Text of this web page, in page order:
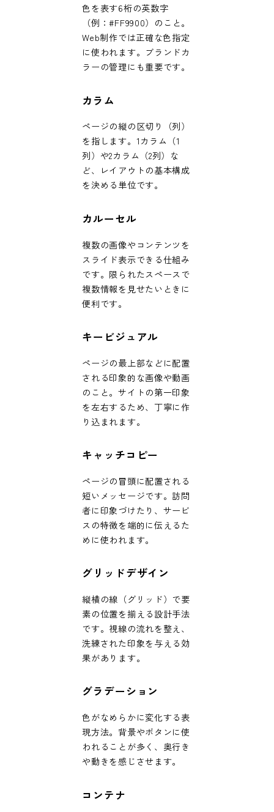
色を表す6桁の英数字
（例：#FF9900）のこと。
Web制作では正確な色指定
に使われます。ブランドカ
ラーの管理にも重要です。
カラム
ページの縦の区切り（列）
を指します。1カラム（1
列）や2カラム（2列）な
ど、レイアウトの基本構成
を決める単位です。
カルーセル
複数の画像やコンテンツを
スライド表示できる仕組み
です。限られたスペースで
複数情報を見せたいときに
便利です。
キービジュアル
ページの最上部などに配置
される印象的な画像や動画
のこと。サイトの第一印象
を左右するため、丁寧に作
り込まれます。
キャッチコピー
ページの冒頭に配置される
短いメッセージです。訪問
者に印象づけたり、サービ
スの特徴を端的に伝えるた
めに使われます。
グリッドデザイン
縦横の線（グリッド）で要
素の位置を揃える設計手法
です。視線の流れを整え、
洗練された印象を与える効
果があります。
グラデーション
色がなめらかに変化する表
現方法。背景やボタンに使
われることが多く、奥行き
や動きを感じさせます。
コンテナ